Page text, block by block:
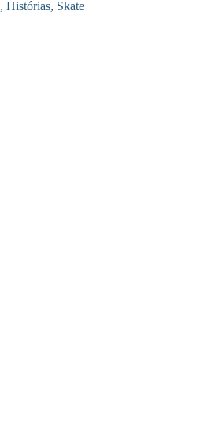
, Histórias, Skate